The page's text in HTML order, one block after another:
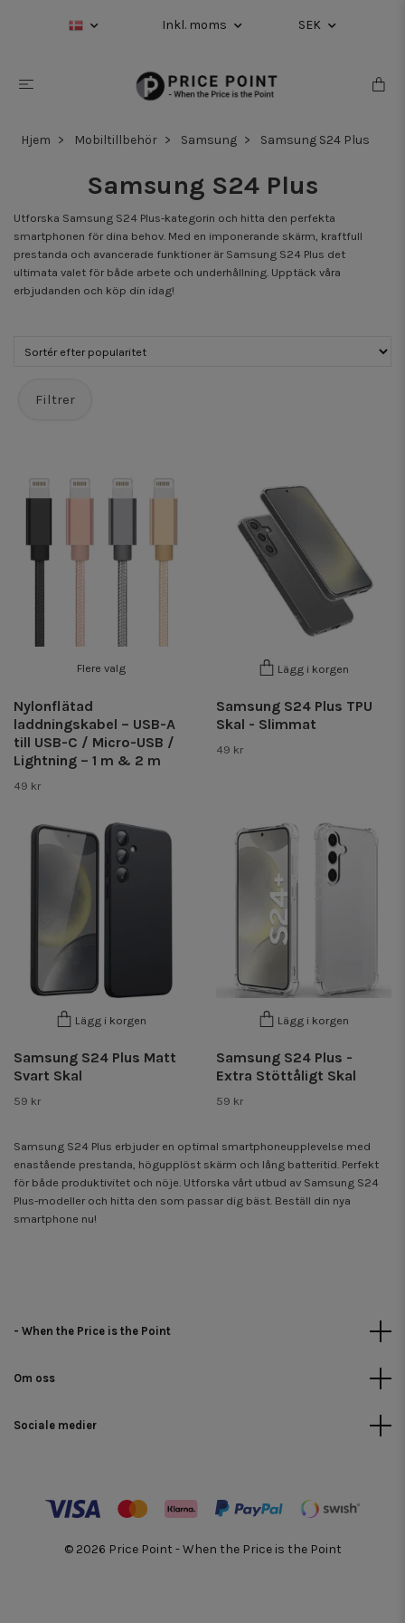
Inkl. moms SEK
Hjem Mobiltillbehör Samsung Samsung S24 Plus
Samsung S24 Plus
Utforska Samsung S24 Plus-kategorin och hitta den perfekta
smartphonen för dina behov. Med en imponerande skärm, kraftfull
prestanda och avancerade funktioner är Samsung S24 Plus det
ultimata valet för både arbete och underhållning. Upptäck våra
erbjudanden och köp din idag!
Filtrer
Flere valg
Nylonflätad
laddningskabel – USB-A
till USB-C / Micro-USB /
Lightning – 1 m & 2 m
49 kr
Lägg i korgen
Samsung S24 Plus TPU
Skal - Slimmat
49 kr
Lägg i korgen
Samsung S24 Plus Matt
Svart Skal
59 kr
Lägg i korgen
Samsung S24 Plus -
Extra Stöttåligt Skal
59 kr
Samsung S24 Plus erbjuder en optimal smartphoneupplevelse med
enastående prestanda, högupplöst skärm och lång batteritid. Perfekt
för både produktivitet och nöje. Utforska vårt utbud av Samsung S24
Plus-modeller och hitta den som passar dig bäst. Beställ din nya
smartphone nu!
- When the Price is the Point
Om oss
Sociale medier
© 2026 Price Point - When the Price is the Point